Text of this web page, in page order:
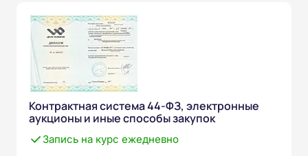
Контрактная система 44-ФЗ, электронные
аукционы и иные способы закупок
Запись на курс ежедневно